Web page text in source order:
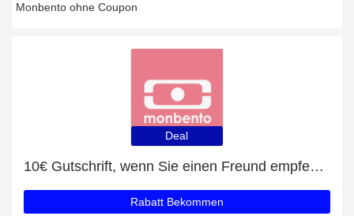
Monbento ohne Coupon
Deal
10€ Gutschrift, wenn Sie einen Freund empfehlen
Rabatt Bekommen